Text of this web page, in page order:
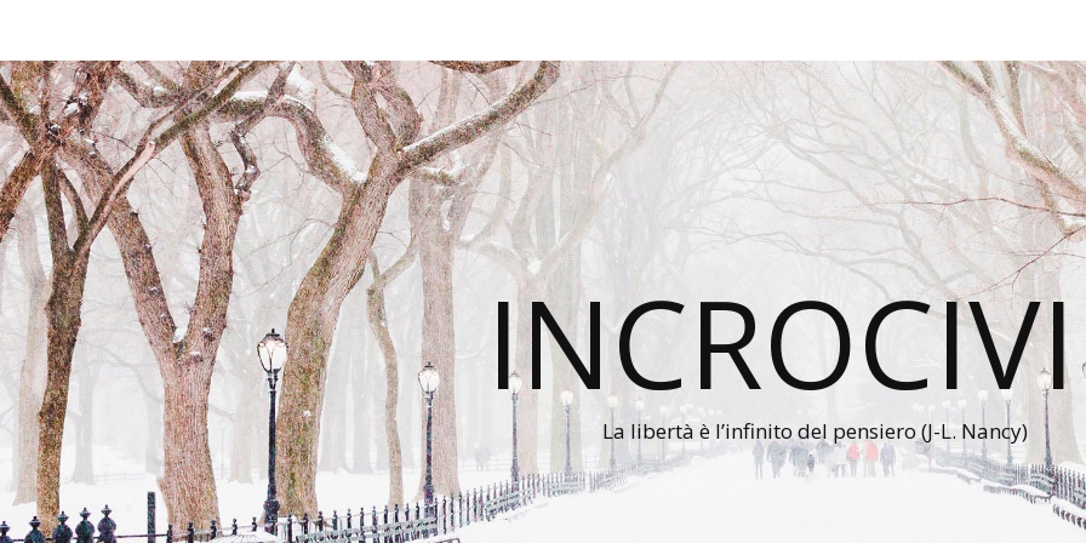
La libertà è l’infinito del pensiero (J-L. Nancy)